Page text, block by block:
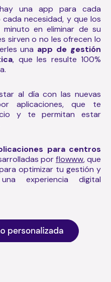
una app para cada
necesidad, y que los
en eliminar de su
sirven o no les ofrecen lo
una app de gestión
, que les resulte 100%
al día con las nuevas
aplicaciones, que te
y te permitan estar
para centros
porflowww, que
optimizar tu gestión y
experiencia digital